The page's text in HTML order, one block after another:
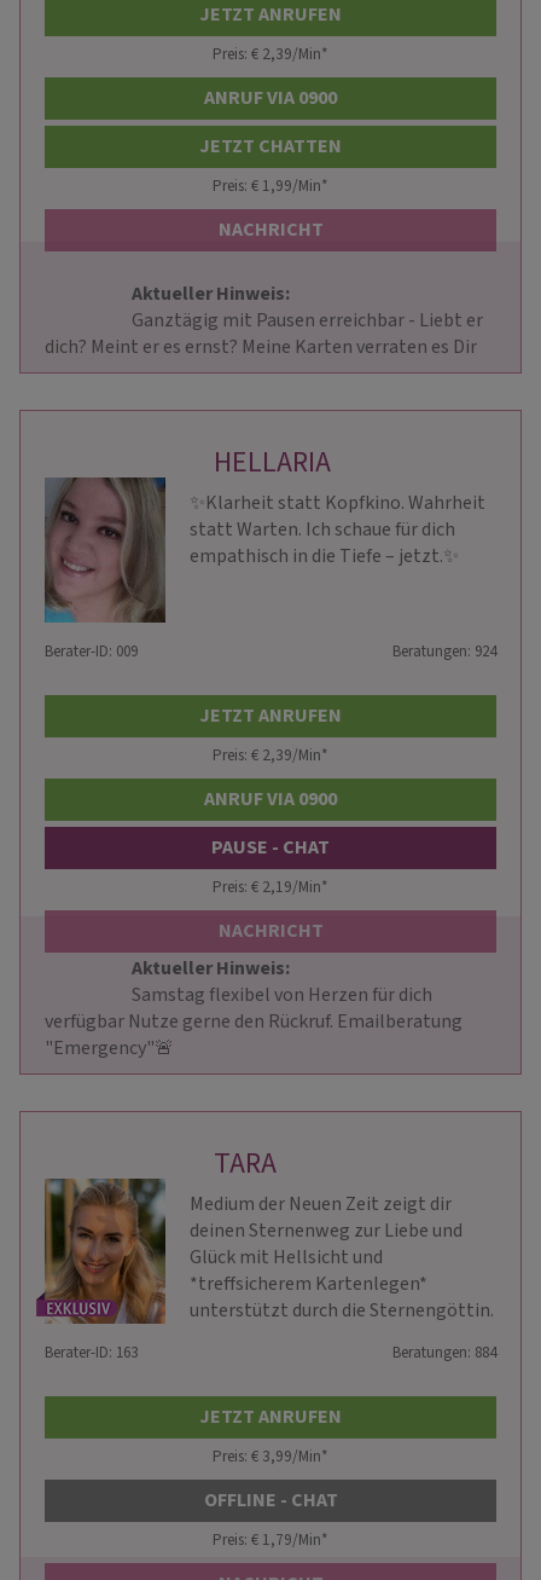
JETZT ANRUFEN
Preis: € 2,39/Min*
ANRUF VIA 0900
JETZT CHATTEN
Preis: € 1,99/Min*
NACHRICHT
Aktueller Hinweis:
HELLARIA
✨Klarheit statt Kopfkino. Wahrheit
statt Warten. Ich schaue für dich
empathisch in die Tiefe – jetzt.✨
Berater-ID: 009 Beratungen: 924
JETZT ANRUFEN
Preis: € 2,39/Min*
ANRUF VIA 0900
PAUSE - CHAT
Preis: € 2,19/Min*
NACHRICHT
Aktueller Hinweis:
verfügbar Nutze gerne den Rückruf. Emailberatung
"Emergency"🚨
TARA
Medium der Neuen Zeit zeigt dir
deinen Sternenweg zur Liebe und
Glück mit Hellsicht und
*treffsicherem Kartenlegen*
unterstützt durch die Sternengöttin.
Berater-ID: 163 Beratungen: 884
JETZT ANRUFEN
Preis: € 3,99/Min*
OFFLINE - CHAT
Preis: € 1,79/Min*